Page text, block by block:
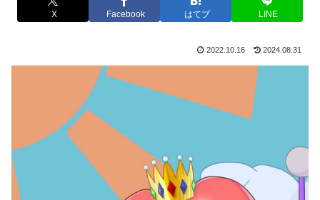
X Facebook はてブ LINE
2022.10.16 2024.08.31